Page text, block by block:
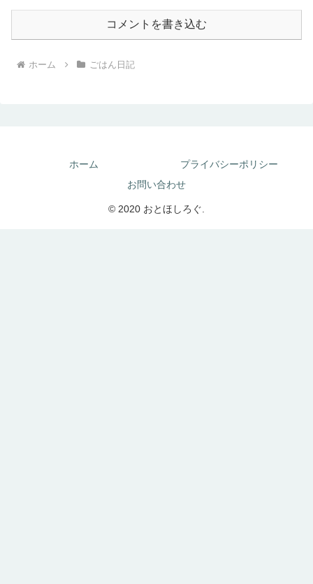
コメントを書き込む
ホーム ごはん日記
ホーム
プライバシーポリシー
お問い合わせ
© 2020 おとほしろぐ.